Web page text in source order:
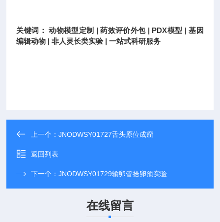
关键词： 动物模型定制 | 药效评价外包 | PDX模型 | 基因
编辑动物 | 非人灵长类实验 | 一站式科研服务
上一个：JNODWSY01727舌头原位成瘤
返回列表
下一个：JNODWSY01729输卵管拾卵预实验
在线留言